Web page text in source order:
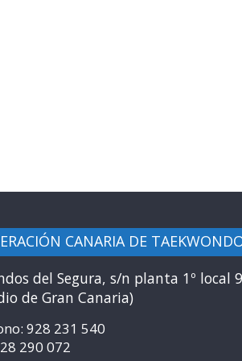
CANARIA DE
del Segura, s/n planta 1º local 9
de Gran Canaria)
928 231 540
290 072